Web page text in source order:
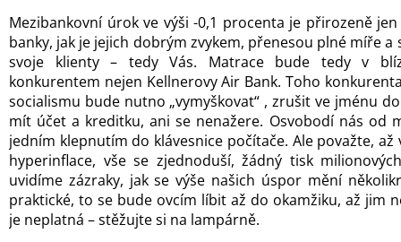
Mezibankovní úrok ve výši -0,1 procenta je přirozeně
banky, jak je jejich dobrým zvykem, přenesou plné míře
svoje klienty – tedy Vás. Matrace bude tedy v
konkurentem nejen Kellnerovy Air Bank. Toho
socialismu bude nutno „vymyškovat“ , zrušit ve jménu
mít účet a kreditku, ani se nenažere. Osvobodí nás od
jedním klepnutím do klávesnice počítače. Ale považte,
hyperinflace, vše se zjednoduší, žádný tisk
uvidíme zázraky, jak se výše našich úspor mění
praktické, to se bude ovcím líbit až do okamžiku, až jim
je neplatná – stěžujte si na lampárně.